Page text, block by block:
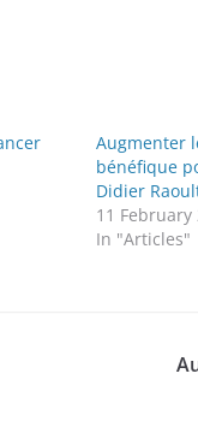
Augmenter
bénéfique
Didier
11 February
In "Articles"